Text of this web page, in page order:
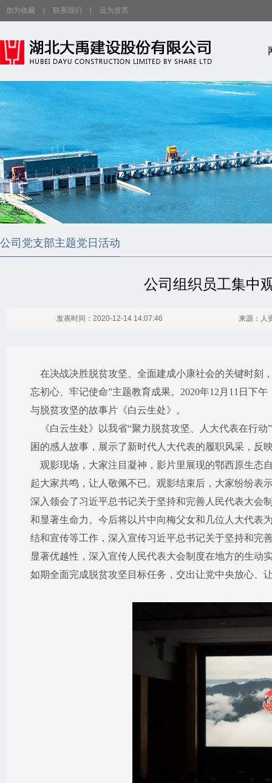
加为收藏 联系我们 设为首页
公司党支部主题党日活动
公司组织员工集中
发表时间：2020-12-14 14:07:46 来源：人
在决战决胜脱贫攻坚、全面建成小康社会的关键时刻
忘初心、牢记使命”主题教育成果。2020年12月11日下
与脱贫攻坚的故事片《白云生处》。
《白云生处》以我省“聚力脱贫攻坚、人大代表在行动
困的感人故事，展示了新时代人大代表的履职风采，反
观影现场，大家注目凝神，影片里展现的鄂西原生态
起大家共鸣，让人敬佩不已。观影结束后，大家纷纷表
深入领会了习近平总书记关于坚持和完善人民代表大会
和显著生命力。今后将以片中向梅父女和几位人大代表
结和宣传等工作，深入宣传习近平总书记关于坚持和完
显著优越性，深入宣传人民代表大会制度在地方的生动
如期全面完成脱贫攻坚目标任务，交出让党中央放心、